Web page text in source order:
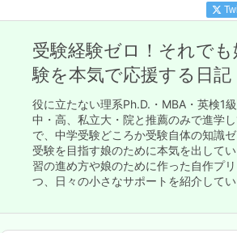
受験経験ゼロ！それでも
験を本気で応援する日記
役に立たない理系Ph.D.・MBA・英検1
中・高、私立大・院と推薦のみで進学
で、中学受験どころか受験自体の知識
受験を目指す娘のために本気を出して
習の進め方や娘のために作った自作プ
つ、日々の小さなサポートを紹介してい